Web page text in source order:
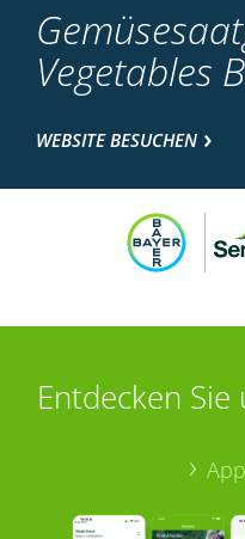
Vegetables
WEBSITE BESUCHEN
Entdecken